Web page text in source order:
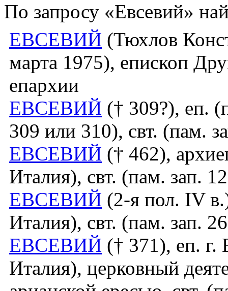
По запросу «Евсевий»
ЕВСЕВИЙ (Тюхлов
марта 1975), епископ
епархии
ЕВСЕВИЙ († 309?), еп.
309 или 310), свт. (пам.
ЕВСЕВИЙ († 462),
Италия), свт. (пам. зап.
ЕВСЕВИЙ (2-я пол. IV
Италия), свт. (пам. зап.
ЕВСЕВИЙ († 371), еп.
Италия), церковный